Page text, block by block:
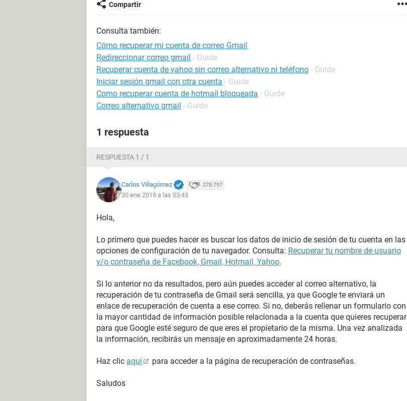
Compartir
Consulta también:
Cómo recuperar mi cuenta de correo Gmail
Redireccionar correo gmail - Guide
Recuperar cuenta de yahoo sin correo alternativo ni teléfono - Guide
Iniciar sesión gmail con otra cuenta - Guide
Como recuperar cuenta de hotmail bloqueada - Guide
Correo alternativo gmail - Guide
1 respuesta
RESPUESTA 1 / 1
Carlos Villagómez 278.797
30 ene 2019 a las 03:43
Hola,
Lo primero que puedes hacer es buscar los datos de inicio de sesión de tu cuenta en las
opciones de configuración de tu navegador. Consulta: Recuperar tu nombre de usuario
y/o contraseña de Facebook, Gmail, Hotmail, Yahoo.
Si lo anterior no da resultados, pero aún puedes acceder al correo alternativo, la
recuperación de tu contraseña de Gmail será sencilla, ya que Google te enviará un
enlace de recuperación de cuenta a ese correo. Si no, deberás rellenar un formulario con
la mayor cantidad de información posible relacionada a la cuenta que quieres recuperar
para que Google esté seguro de que eres el propietario de la misma. Una vez analizada
la información, recibirás un mensaje en aproximadamente 24 horas.
Haz clic aquí para acceder a la página de recuperación de contraseñas.
Saludos